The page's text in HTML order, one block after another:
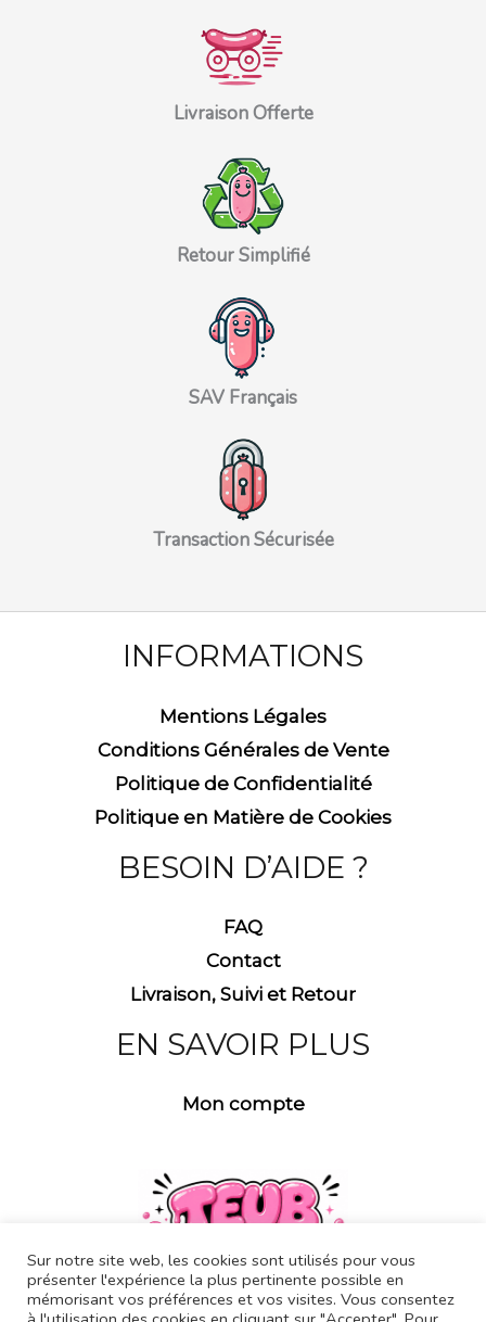
Livraison Offerte
Retour Simplifié
SAV Français
Transaction Sécurisée
INFORMATIONS
Mentions Légales
Conditions Générales de Vente
Politique de Confidentialité
Politique en Matière de Cookies
BESOIN D’AIDE ?
FAQ
Contact
Livraison, Suivi et Retour
EN SAVOIR PLUS
Mon compte
Sur notre site web, les cookies sont utilisés pour vous
présenter l'expérience la plus pertinente possible en
mémorisant vos préférences et vos visites. Vous consentez